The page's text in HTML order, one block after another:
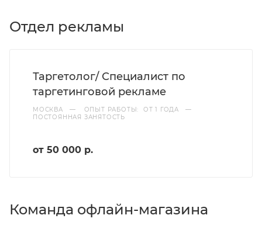
Отдел рекламы
Таргетолог/ Специалист по
таргетинговой рекламе
МОСКВА — ОПЫТ РАБОТЫ: ОТ 1 ГОДА
—
ПОСТОЯННАЯ ЗАНЯТОСТЬ
от 50 000 р.
Команда офлайн-магазина